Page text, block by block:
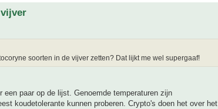
soorten in de vijver zetten? Dat lijkt me wel supergaaf!
een paar op de lijst. Genoemde temperaturen zijn
koudetolerante kunnen proberen. Crypto's doen het over het